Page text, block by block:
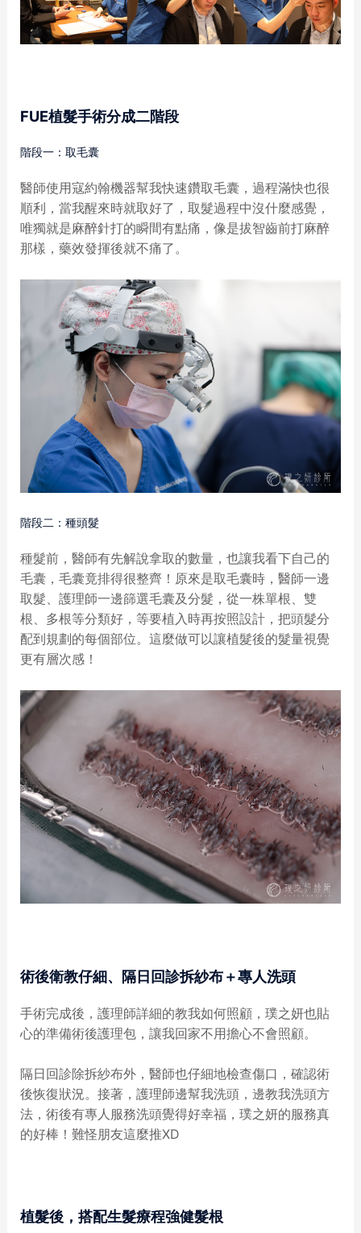
FUE植髮手術分成二階段
階段一：取毛囊
醫師使用寇約翰機器幫我快速鑽取毛囊，過程滿快也很
順利，當我醒來時就取好了，取髮過程中沒什麼感覺，
唯獨就是麻醉針打的瞬間有點痛，像是拔智齒前打麻醉
那樣，藥效發揮後就不痛了。
階段二：種頭髮
種髮前，醫師有先解說拿取的數量，也讓我看下自己的
毛囊，毛囊竟排得很整齊！原來是取毛囊時，醫師一邊
取髮、護理師一邊篩選毛囊及分髮，從一株單根、雙
根、多根等分類好，等要植入時再按照設計，把頭髮分
配到規劃的每個部位。這麼做可以讓植髮後的髮量視覺
更有層次感！
術後衛教仔細、隔日回診拆紗布＋專人洗頭
手術完成後，護理師詳細的教我如何照顧，璞之妍也貼
心的準備術後護理包，讓我回家不用擔心不會照顧。
隔日回診除拆紗布外，醫師也仔細地檢查傷口，確認術
後恢復狀況。接著，護理師邊幫我洗頭，邊教我洗頭方
法，術後有專人服務洗頭覺得好幸福，璞之妍的服務真
的好棒！難怪朋友這麼推XD
植髮後，搭配生髮療程強健髮根